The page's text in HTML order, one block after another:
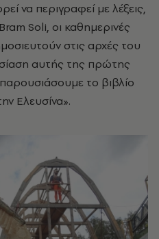
να περιγραφεί με λέξεις,
Soli, οι καθημερινές
στις αρχές του
αυτής της πρώτης
το βιβλίο
Ελευσίνα».